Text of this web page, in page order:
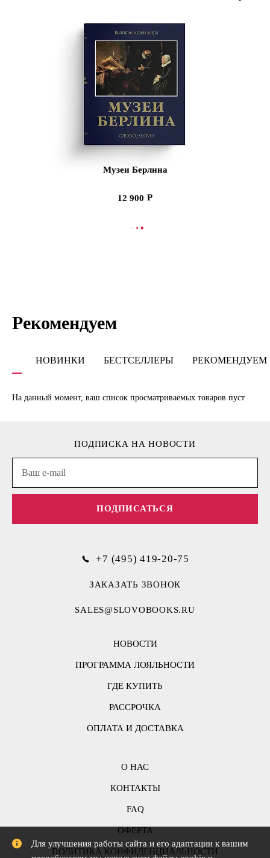
Музеи Берлина
12 900
СООБЩИТЬ О ПОСТУПЛЕНИИ
Рекомендуем
НОВИНКИ БЕСТСЕЛЛЕРЫ РЕКОМЕНДУЕМ
На данный момент, ваш список просматриваемых товаров пуст
НОВОСТИ
ПРОГРАММА ЛОЯЛЬНОСТИ
ГДЕ КУПИТЬ
РАССРОЧКА
ОПЛАТА И ДОСТАВКА
ПОДПИСКА НА НОВОСТИ
ПОДПИСАТЬСЯ
О НАС
КОНТАКТЫ
FAQ
ОФЕРТА
ПОЛИТИКА КОНФИДЕНЦИАЛЬНОСТИ
+7 (495) 419-20-75
ЗАКАЗАТЬ ЗВОНОК
SALES@SLOVOBOOKS.RU
Для улучшения работы сайта и его адаптации к вашим